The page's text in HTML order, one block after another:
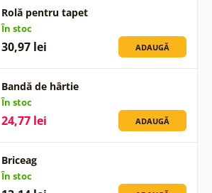
Rolă pentru tapet
În stoc
30,97 lei ADAUGĂ
Bandă de hârtie
În stoc
24,77 lei ADAUGĂ
Briceag
În stoc